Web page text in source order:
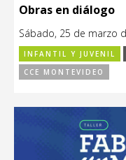
Obras en diálogo
Sábado, 25 de marzo
INFANTIL Y JUVENIL
CCE MONTEVIDEO